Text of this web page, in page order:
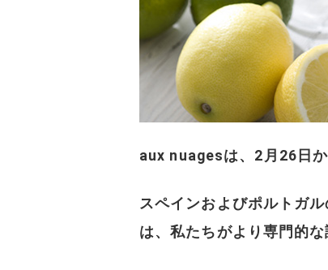
aux nuagesは、2月26日
スペインおよびポルトガ
は、私たちがより専門的